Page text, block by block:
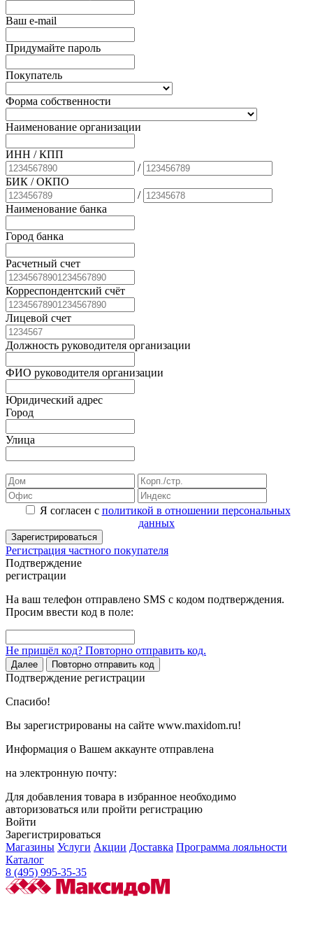
Ваш e-mail
Придумайте пароль
Покупатель
Форма собственности
Наименование организации
ИНН / КПП
/
БИК / ОКПО
/
Наименование банка
Город банка
Расчетный счет
Корреспондентский счёт
Лицевой счет
Должность руководителя организации
ФИО руководителя организации
Юридический адрес
Город
Улица
Я согласен с политикой в отношении персональных
данных
Зарегистрироваться
Регистрация частного покупателя
Подтверждение
регистрации
На ваш телефон отправлено SMS с кодом подтверждения.
Просим ввести код в поле:
Не пришёл код? Повторно отправить код.
Далее Повторно отправить код
Подтверждение регистрации
Спасибо!
Вы зарегистрированы на сайте www.maxidom.ru!
Информация о Вашем аккаунте отправлена
на электронную почту:
Для добавления товара в избранное необходимо
авторизоваться или пройти регистрацию
Войти
Зарегистрироваться
Магазины Услуги Акции Доставка Программа лояльности
Каталог
8 (495) 995-35-35